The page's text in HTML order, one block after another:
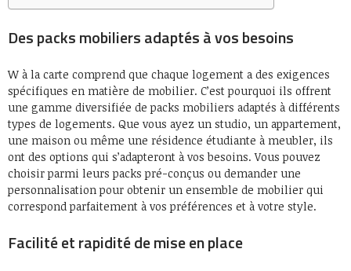
Des packs mobiliers adaptés à vos besoins
W à la carte comprend que chaque logement a des exigences
spécifiques en matière de mobilier. C’est pourquoi ils offrent
une gamme diversifiée de packs mobiliers adaptés à différents
types de logements. Que vous ayez un studio, un appartement,
une maison ou même une résidence étudiante à meubler, ils
ont des options qui s’adapteront à vos besoins. Vous pouvez
choisir parmi leurs packs pré-conçus ou demander une
personnalisation pour obtenir un ensemble de mobilier qui
correspond parfaitement à vos préférences et à votre style.
Facilité et rapidité de mise en place